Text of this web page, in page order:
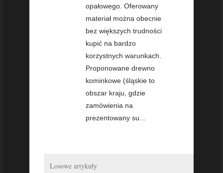
opałowego. Oferowany
materiał można obecnie
bez większych trudności
kupić na bardzo
korzystnych warunkach.
Proponowane drewno
kominkowe (śląskie to
obszar kraju, gdzie
zamówienia na
prezentowany su...
Losowe artykuły